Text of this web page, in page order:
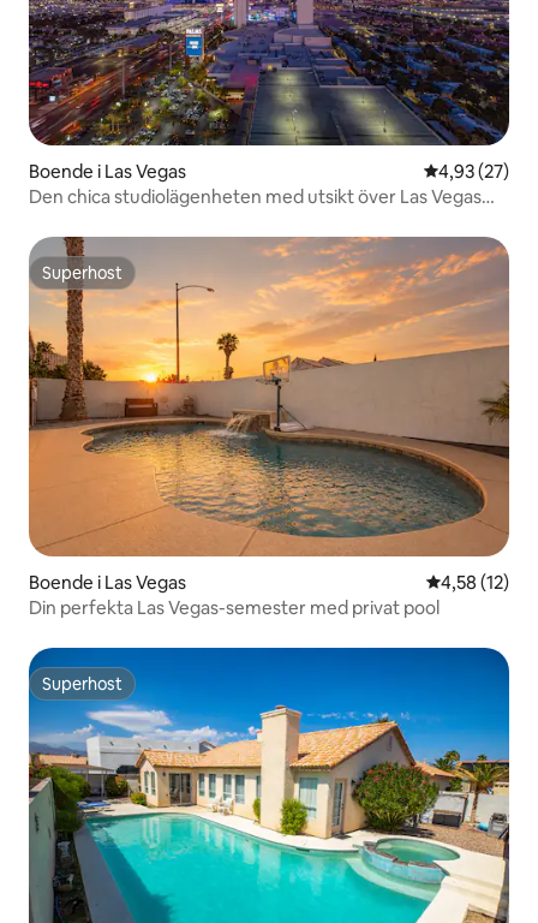
Boende i Las Vegas 4,93 av 5 i
4,93 (27)
Den chica studiolägenheten med utsikt över Las Vegas
Superhost
Superhost
Boende i Las Vegas 4,58 av 5 i
4,58 (12)
Din perfekta Las Vegas-semester med privat pool
Superhost
Superhost